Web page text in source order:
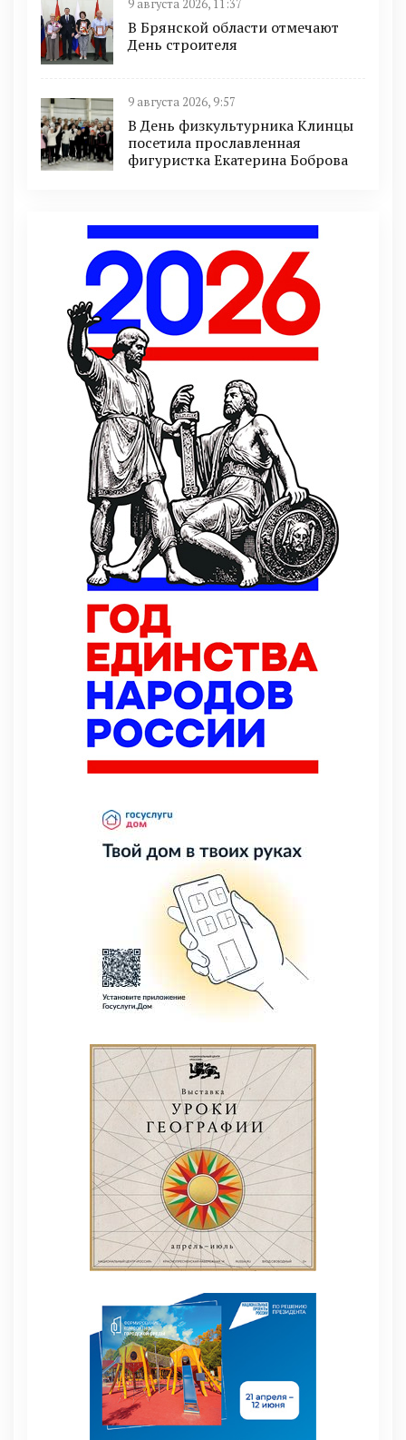
9 августа 2026, 11:37
В Брянской области отмечают
День строителя
9 августа 2026, 9:57
В День физкультурника Клинцы
посетила прославленная
фигуристка Екатерина Боброва